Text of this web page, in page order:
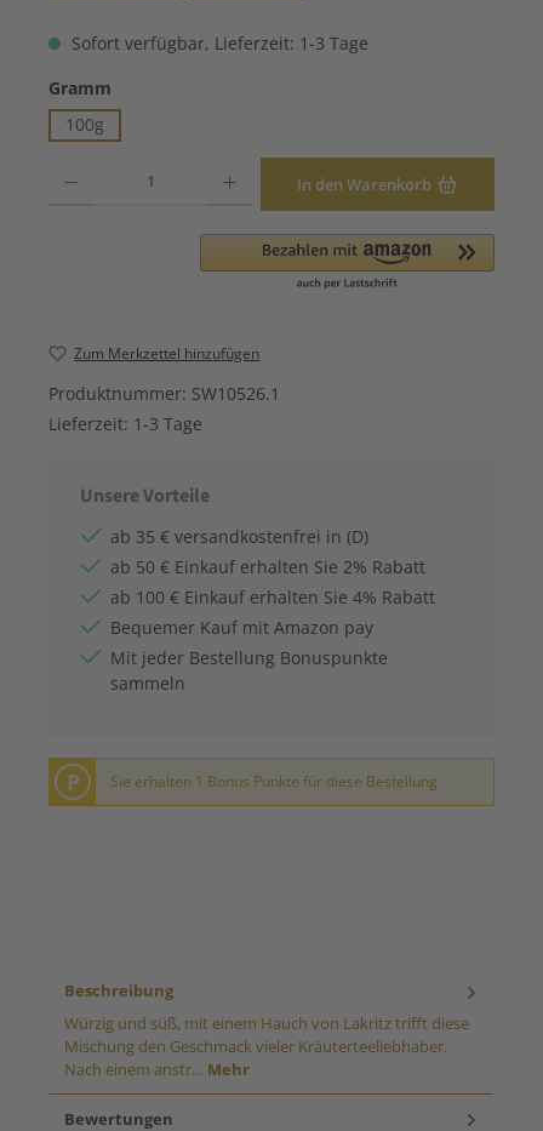
Sofort verfügbar, Lieferzeit: 1-3 Tage
Gramm
100g
In den Warenkorb
Zum Merkzettel hinzufügen
Produktnummer: SW10526.1
Lieferzeit: 1-3 Tage
Unsere Vorteile
ab 35 € versandkostenfrei in (D)
ab 50 € Einkauf erhalten Sie 2% Rabatt
ab 100 € Einkauf erhalten Sie 4% Rabatt
Bequemer Kauf mit Amazon pay
Mit jeder Bestellung Bonuspunkte
sammeln
P Sie erhalten 1 Bonus Punkte für diese Bestellung
Beschreibung
Würzig und süß, mit einem Hauch von Lakritz trifft diese
Mischung den Geschmack vieler Kräuterteeliebhaber.
Nach einem anstr… Mehr
Bewertungen